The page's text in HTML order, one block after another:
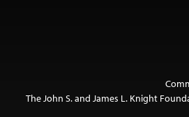
The John S. and James L. Knight